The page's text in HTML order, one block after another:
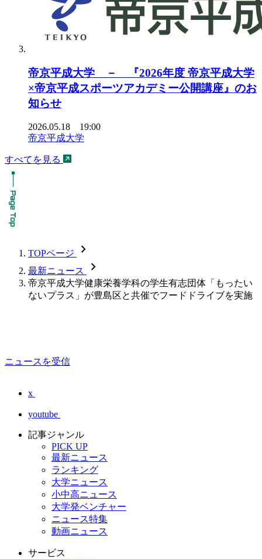
帝京平成大学 － 『2026年度 帝京平成大学
×帝京平成スポーツアカデミー公開講座』のお
知らせ
2026.05.18 19:00
帝京平成大学
すべてを見る
TOPページ chevron_forward
最新ニュース chevron_forward
帝京平成大学健康栄養学科の学生有志団体「もったい
ないプラス」が豊島区と共催でフードドライブを実施
ニュースを受信
x
youtube
記事ジャンル
PICK UP
最新ニュース
ランキング
大学ニュース
小中高ニュース
大学発ベンチャー
ニュース特集
動画ニュース
サービス